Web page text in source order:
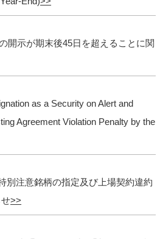
開示が期末後45日を超えることに関
as a Security on Alert and
Agreement Violation Penalty by the
別注意銘柄の指定及び上場契約違約